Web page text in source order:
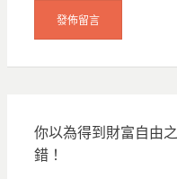
你以為得到財富自由
錯！